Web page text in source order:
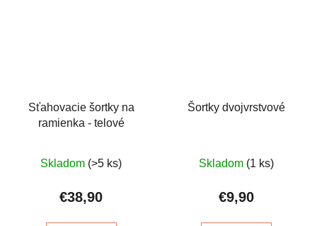
Sťahovacie šortky na
ramienka - telové
hodnotenie
produktu
Skladom (>5 ks)
€38,90
Šortky dvojvrstvové
Skladom (1 ks)
€9,90